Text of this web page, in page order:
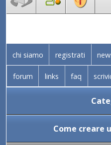
chi siamo registrati
forum links faq
Come creare